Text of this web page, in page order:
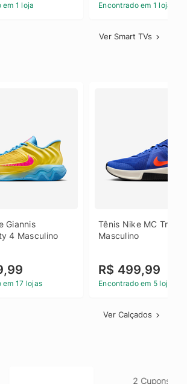
em 1 loja Encontrado em 1 loja
Ver Smart TVs
Giannis
4 Masculino
em 17 lojas
Tênis Nike MC
Masculino
R$ 499,99
Encontrado em 5 lojas
Ver Calçados